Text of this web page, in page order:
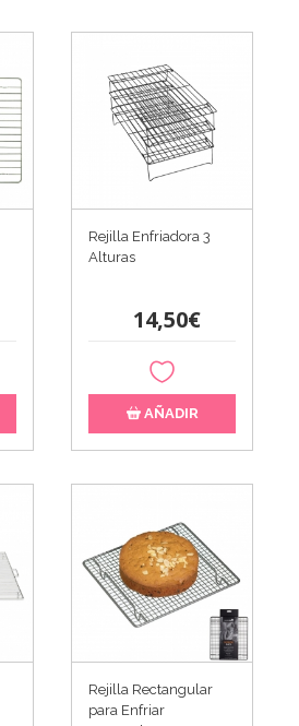
Rejilla Enfriadora 3
Alturas
14,50€
AÑADIR
Rejilla Rectangular
para Enfriar